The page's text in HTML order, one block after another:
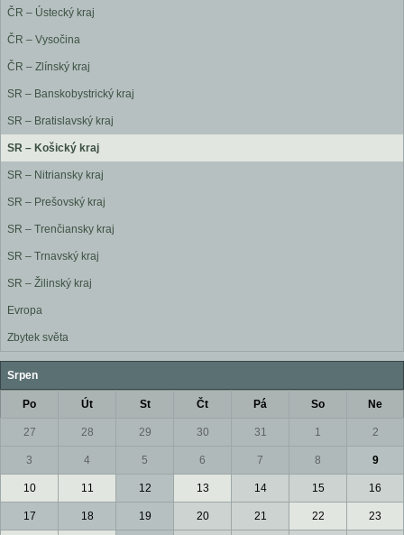
ČR – Ústecký kraj
ČR – Vysočina
ČR – Zlínský kraj
SR – Banskobystrický kraj
SR – Bratislavský kraj
SR – Košický kraj
SR – Nitriansky kraj
SR – Prešovský kraj
SR – Trenčiansky kraj
SR – Trnavský kraj
SR – Žilinský kraj
Evropa
Zbytek světa
Srpen
Po Út St Čt Pá So Ne
27 28 29 30 31 1 2
3 4 5 6 7 8 9
10 11 12 13 14 15 16
17 18 19 20 21 22 23